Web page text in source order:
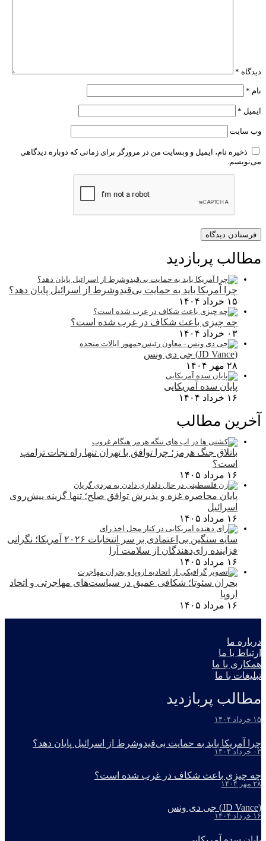
دیدگاه *
نام *
ایمیل *
وب‌ سایت
ذخیره نام، ایمیل و وبسایت من در مرورگر برای زمانی که دوباره دیدگاهی
می‌نویسم.
مطالب پربازدید
چرا آمریکا باید به حمایت بی‌قیدوشرط از اسرائیل پایان دهد؟
۱۵ خرداد ۱۴۰۴
چه چیزی باعث شکاف در غرب شده است؟
۰۳ خرداد ۱۴۰۴
(JD Vance) جی دی ونس
۲۸ مهر ۱۴۰۴
پایان سده آمریکایی
۱۶ خرداد ۱۴۰۴
آخرین مطالب
باتلاق جنگ هرمز؛ چرا توافق با تهران تنها راه نجات ترامپ
است؟
۱۶ مرداد ۱۴۰۵
پایان محاصره غزه و پذیرش توافق صلح؛ تنها گزینه پیش‌روی
اسرائیل
۱۶ مرداد ۱۴۰۵
سایه سنگین بی‌اعتمادی بر سر انتخابات ۲۰۲۶ آمریکا؛ نگرانی
فزاینده رای‌دهندگان از سلامت آرا
۱۶ مرداد ۱۴۰۵
بحران سئوتا؛ شکافی عمیق در سیاست‌های مهاجرتی و اتحاد
اروپا
۱۶ مرداد ۱۴۰۵
درباره ما
ارتباط با ما
همکاری با ما
تبلیغات با ما
مطالب پربازدید
۱۵ خرداد ۱۴۰۴
چرا آمریکا باید به حمایت بی‌قیدوشرط از اسرائیل پایان دهد؟
۰۳ خرداد ۱۴۰۴
چه چیزی باعث شکاف در غرب شده است؟
۲۸ مهر ۱۴۰۴
(JD Vance) جی دی ونس
۱۶ خرداد ۱۴۰۴